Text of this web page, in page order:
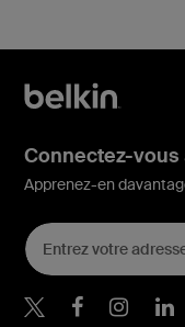
Connectez-vous
Apprenez-en
Belkin
Belkin